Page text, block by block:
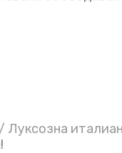
/ Луксозна